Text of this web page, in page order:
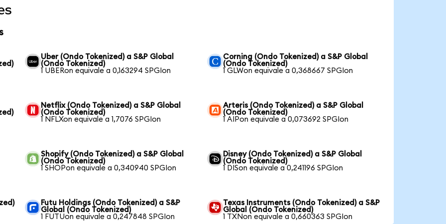
Uber (Ondo Tokenized) a S&P Global
(Ondo Tokenized)
1 UBERon equivale a 0,163294 SPGIon
Corning (Ondo Tokenized) a S&P Global
(Ondo Tokenized)
1 GLWon equivale a 0,368667 SPGIon
Netflix (Ondo Tokenized) a S&P Global
(Ondo Tokenized)
1 NFLXon equivale a 1,7076 SPGIon
Arteris (Ondo Tokenized) a S&P Global
(Ondo Tokenized)
1 AIPon equivale a 0,073692 SPGIon
Shopify (Ondo Tokenized) a S&P Global
(Ondo Tokenized)
1 SHOPon equivale a 0,340940 SPGIon
Disney (Ondo Tokenized) a S&P Global
(Ondo Tokenized)
1 DISon equivale a 0,241196 SPGIon
Futu Holdings (Ondo Tokenized) a S&P
Global (Ondo Tokenized)
1 FUTUon equivale a 0,247848 SPGIon
Texas Instruments (Ondo Tokenized) a S&P
Global (Ondo Tokenized)
1 TXNon equivale a 0,660363 SPGIon